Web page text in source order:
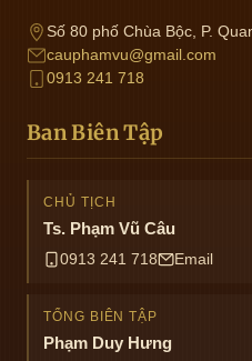
Số 80 phố Chùa Bộc, P.
cauphamvu@gmail.com
0913 241 718
Ban Biên Tập
CHỦ TỊCH
Ts. Phạm Vũ Câu
0913 241 718 Email
TỔNG BIÊN TẬP
Phạm Duy Hưng